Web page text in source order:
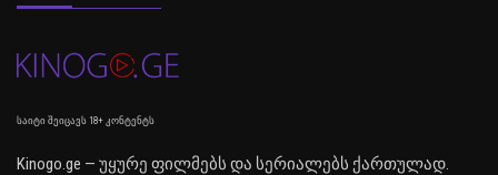
საიტი შეიცავს 18+ კონტენტს
Kinogo.ge — უყურე ფილმებს და სერიალებს ქართულად.